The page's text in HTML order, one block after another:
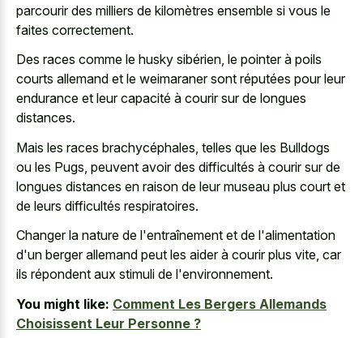
parcourir des milliers de kilomètres ensemble si vous le
faites correctement.
Des races comme le husky sibérien, le pointer à poils
courts allemand et le weimaraner sont réputées pour leur
endurance et leur capacité à courir sur de longues
distances.
Mais les races brachycéphales, telles que les Bulldogs
ou les Pugs, peuvent avoir des difficultés à courir sur de
longues distances en raison de leur museau plus court et
de leurs difficultés respiratoires.
Changer la nature de l'entraînement et de l'alimentation
d'un berger allemand peut les aider à courir plus vite, car
ils répondent aux stimuli de l'environnement.
You might like: Comment Les Bergers Allemands
Choisissent Leur Personne ?